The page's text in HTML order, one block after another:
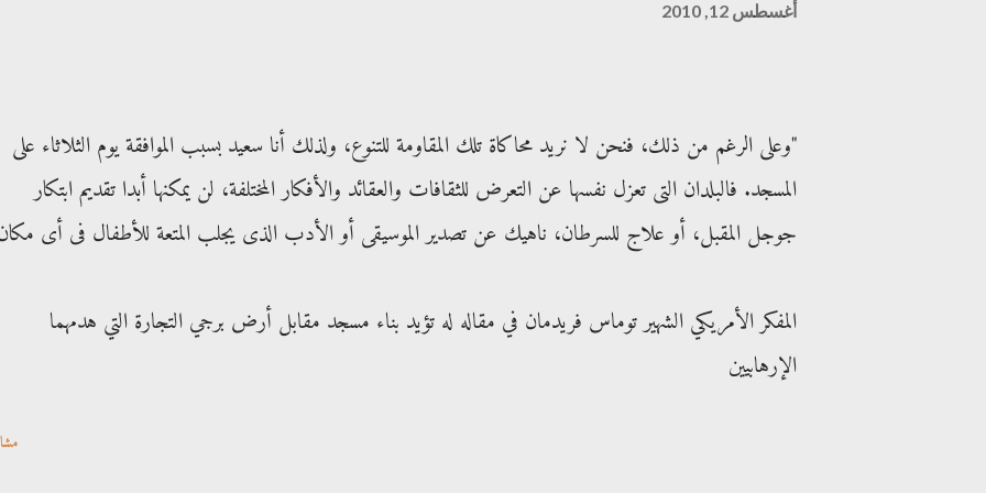
أغسطس 12, 2010
"وعلى الرغم من ذلك، فنحن لا نريد محاكاة تلك المقاومة للتنوع، ولذلك أنا سعيد بسبب الموافقة يوم الثلاثاء على
المسجد. فالبلدان التى تعزل نفسها عن التعرض للثقافات والعقائد والأفكار المختلفة، لن يمكنها أبدا تقديم ابتكار
جوجل المقبل، أو علاج للسرطان، ناهيك عن تصدير الموسيقى أو الأدب الذى يجلب المتعة للأطفال فى أى
المفكر الأمريكي الشهير توماس فريدمان في مقاله له تؤيد بناء مسجد مقابل أرض برجي التجارة التي هدمهما
الإرهابيين